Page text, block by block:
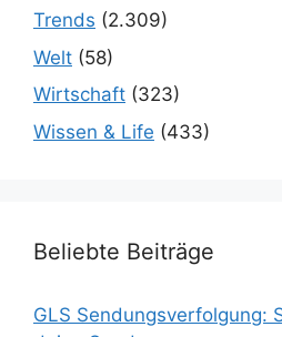
Trends (2.309)
Welt (58)
Wirtschaft (323)
Wissen & Life (433)
Beliebte Beiträge
GLS Sendungsverfolgung: